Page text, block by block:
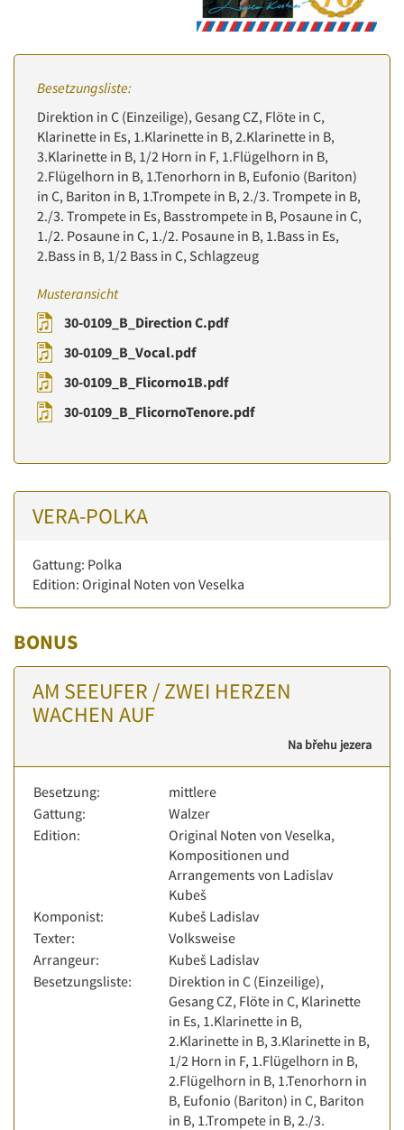
Besetzungsliste:
Direktion in C (Einzeilige), Gesang CZ, Flöte in C,
Klarinette in Es, 1.Klarinette in B, 2.Klarinette in B,
3.Klarinette in B, 1/2 Horn in F, 1.Flügelhorn in B,
2.Flügelhorn in B, 1.Tenorhorn in B, Eufonio (Bariton)
in C, Bariton in B, 1.Trompete in B, 2./3. Trompete in B,
2./3. Trompete in Es, Basstrompete in B, Posaune in C,
1./2. Posaune in C, 1./2. Posaune in B, 1.Bass in Es,
2.Bass in B, 1/2 Bass in C, Schlagzeug
Musteransicht
30-0109_B_Direction C.pdf
30-0109_B_Vocal.pdf
30-0109_B_Flicorno1B.pdf
30-0109_B_FlicornoTenore.pdf
VERA-POLKA
Gattung: Polka
Edition: Original Noten von Veselka
BONUS
AM SEEUFER / ZWEI HERZEN
WACHEN AUF
Na břehu jezera
Besetzung:
mittlere
Gattung:
Walzer
Edition:
Original Noten von Veselka,
Kompositionen und
Arrangements von Ladislav
Kubeš
Komponist:
Kubeš Ladislav
Texter:
Volksweise
Arrangeur:
Kubeš Ladislav
Besetzungsliste:
Direktion in C (Einzeilige),
Gesang CZ, Flöte in C, Klarinette
in Es, 1.Klarinette in B,
2.Klarinette in B, 3.Klarinette in B,
1/2 Horn in F, 1.Flügelhorn in B,
2.Flügelhorn in B, 1.Tenorhorn in
B, Eufonio (Bariton) in C, Bariton
in B, 1.Trompete in B, 2./3.